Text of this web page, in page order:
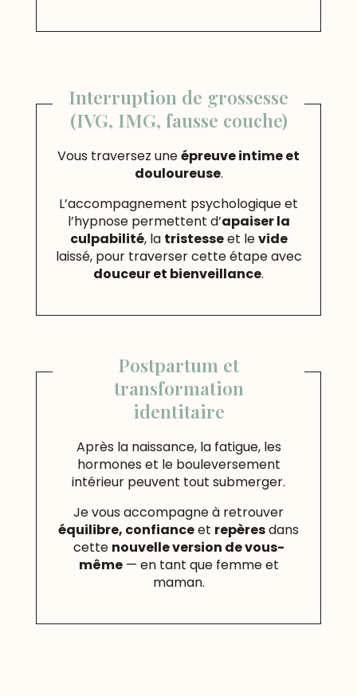
Interruption de grossesse
(IVG, IMG, fausse couche)
Vous traversez uneépreuve intime et
douloureuse.
L’accompagnement psychologique et
l’hypnose permettent d’apaiser la
culpabilité, la tristesseet levide
laissé, pour traverser cette étape avec
douceur et bienveillance.
Postpartum et
transformation
identitaire
Après la naissance, la fatigue, les
hormones et le bouleversement
intérieur peuvent tout submerger.
Je vous accompagne à retrouver
équilibre, confianceet repèresdans
cette nouvelle version de vous-
même— en tant que femme et
maman.